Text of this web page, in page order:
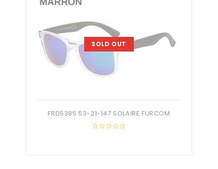
SOLD OUT
FRD5385 53-21-147 SOLAIRE FURCOM